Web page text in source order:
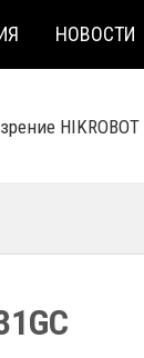
НОВОСТИ
HIKROBOT